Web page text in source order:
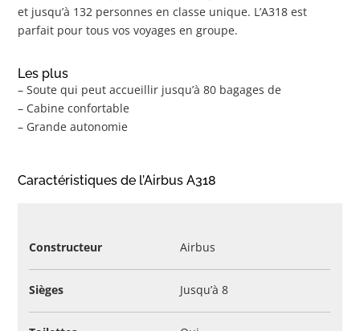
et jusqu’à 132 personnes en classe unique. L’A318 est
parfait pour tous vos voyages en groupe.
Les plus
– Soute qui peut accueillir jusqu’à 80 bagages de
– Cabine confortable
– Grande autonomie
Caractéristiques de l’Airbus A318
Constructeur Airbus
Sièges Jusqu’à 8